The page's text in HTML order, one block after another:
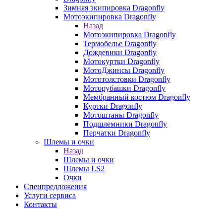
Зимняя экипировка Dragonfly
Мотоэкипировка Dragonfly
Назад
Мотоэкипировка Dragonfly
Термобелье Dragonfly
Дождевики Dragonfly
Мотокуртки Dragonfly
МотоДжинсы Dragonfly
Мототолстовки Dragonfly
Моторубашки Dragonfly
Мембранный костюм Dragonfly
Куртки Dragonfly
Мотоштаны Dragonfly
Подшлемники Dragonfly
Перчатки Dragonfly
Шлемы и очки
Назад
Шлемы и очки
Шлемы LS2
Очки
Спецпредложения
Услуги сервиса
Контакты